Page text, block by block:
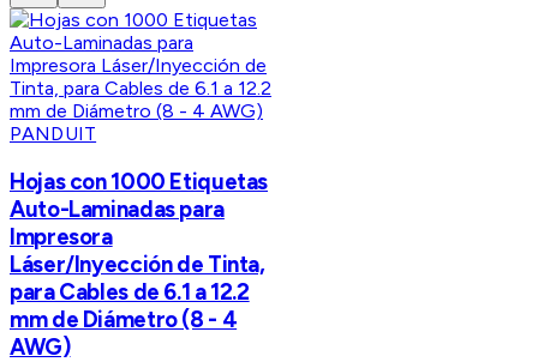
PANDUIT
Hojas con 1000 Etiquetas
Auto-Laminadas para
Impresora
Láser/Inyección de Tinta,
para Cables de 6.1 a 12.2
mm de Diámetro (8 - 4
AWG)